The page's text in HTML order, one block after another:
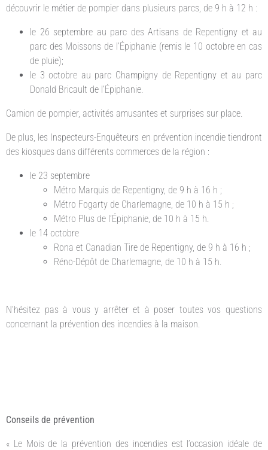
découvrir le métier de pompier dans plusieurs parcs, de 9 h à 12 h :
le 26 septembre au parc des Artisans de Repentigny et au
parc des Moissons de l’Épiphanie (remis le 10 octobre en cas
de pluie);
le 3 octobre au parc Champigny de Repentigny et au parc
Donald Bricault de l’Épiphanie.
Camion de pompier, activités amusantes et surprises sur place.
De plus, les Inspecteurs-Enquêteurs en prévention incendie tiendront
des kiosques dans différents commerces de la région :
le 23 septembre
Métro Marquis de Repentigny, de 9 h à 16 h ;
Métro Fogarty de Charlemagne, de 10 h à 15 h ;
Métro Plus de l’Épiphanie, de 10 h à 15 h.
le 14 octobre
Rona et Canadian Tire de Repentigny, de 9 h à 16 h ;
Réno-Dépôt de Charlemagne, de 10 h à 15 h.
N’hésitez pas à vous y arrêter et à poser toutes vos questions
concernant la prévention des incendies à la maison.
Conseils de prévention
« Le Mois de la prévention des incendies est l’occasion idéale de